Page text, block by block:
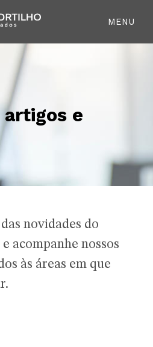
MENU
artigos e
novidades do
acompanhe nossos
às áreas em que